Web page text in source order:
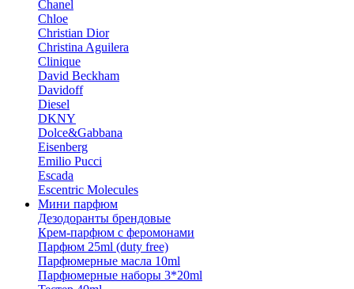
Chanel
Chloe
Christian Dior
Christina Aguilera
Clinique
David Beckham
Davidoff
Diesel
DKNY
Dolce&Gabbana
Eisenberg
Emilio Pucci
Escada
Escentric Molecules
Мини парфюм
Дезодоранты брендовые
Крем-парфюм с феромонами
Парфюм 25ml (duty free)
Парфюмерные масла 10ml
Парфюмерные наборы 3*20ml